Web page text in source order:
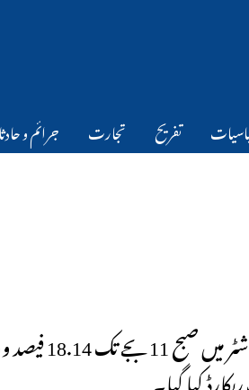
تفریح تجارت جرائم و
مہاراشٹر میں صبح
کیا گیا۔